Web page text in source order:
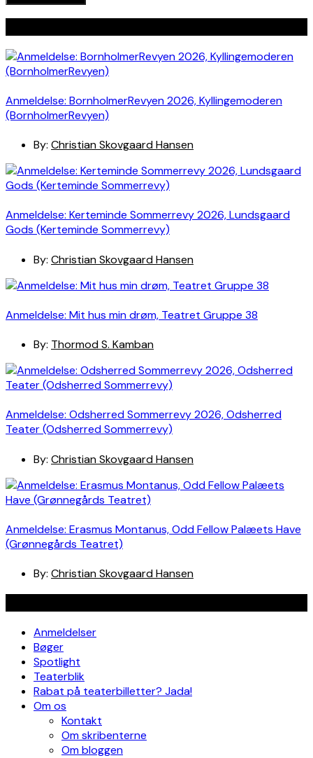
Anmeldelse: BornholmerRevyen 2026, Kyllingemoderen
(BornholmerRevyen)
By: Christian Skovgaard Hansen
Anmeldelse: Kerteminde Sommerrevy 2026, Lundsgaard
Gods (Kerteminde Sommerrevy)
By: Christian Skovgaard Hansen
Anmeldelse: Mit hus min drøm, Teatret Gruppe 38
By: Thormod S. Kamban
Anmeldelse: Odsherred Sommerrevy 2026, Odsherred
Teater (Odsherred Sommerrevy)
By: Christian Skovgaard Hansen
Anmeldelse: Erasmus Montanus, Odd Fellow Palæets Have
(Grønnegårds Teatret)
By: Christian Skovgaard Hansen
Anmeldelser
Bøger
Spotlight
Teaterblik
Rabat på teaterbilletter? Jada!
Om os
Kontakt
Om skribenterne
Om bloggen